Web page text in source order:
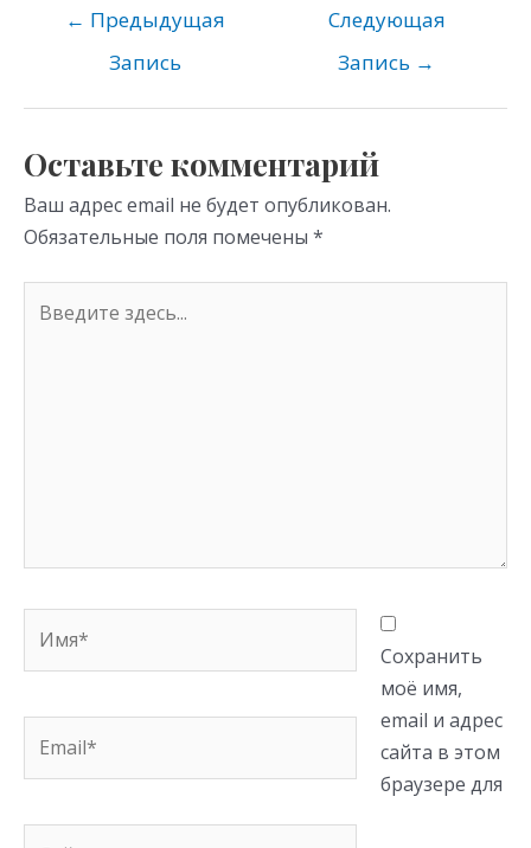
o
kl
as
ni
ki
gr
a
m p
← Предыдущая
Запись
Следующая
Запись →
Оставьте комментарий
Ваш адрес email не будет опубликован.
Обязательные поля помечены *
здесь...
Сохранить
моё имя,
email и адрес
сайта в этом
браузере для